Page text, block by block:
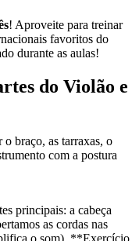
! Aproveite para treinar
favoritos do
durante as aulas!
do Violão e
braço, as tarraxas, o
com a postura
principais: a cabeça
as cordas nas
o som). **Exercício